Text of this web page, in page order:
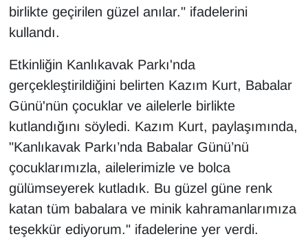
birlikte geçirilen güzel anılar." ifadelerini
kullandı.
Etkinliğin Kanlıkavak Parkı'nda
gerçekleştirildiğini belirten Kazım Kurt, Babalar
Günü'nün çocuklar ve ailelerle birlikte
kutlandığını söyledi. Kazım Kurt, paylaşımında,
"Kanlıkavak Parkı’nda Babalar Günü’nü
çocuklarımızla, ailelerimizle ve bolca
gülümseyerek kutladık. Bu güzel güne renk
katan tüm babalara ve minik kahramanlarımıza
teşekkür ediyorum." ifadelerine yer verdi.